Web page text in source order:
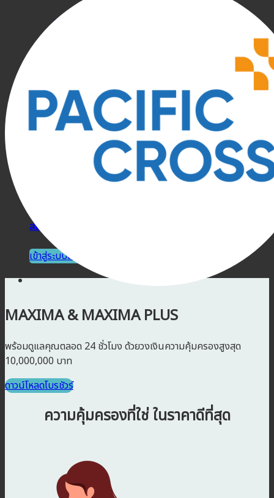
ประกันภัย
ประกันสัตว์เลี้ยง
ลูกค้าองค์กร
ประกันความเสี่ยงภัยทรัพย์สิน (IAR)
ประกันกลุ่มองค์กร
ประกันคีย์แมน
ค้นหาประกันสุขภาพ
สมัครตัวแทน
เข้าสู่ระบบตัวแทน
MAXIMA & MAXIMA PLUS
พร้อมดูแลคุณตลอด 24 ชั่วโมง ด้วยวงเงินความคุ้มครองสูงสุด
10,000,000 บาท
ดาวน์โหลดโบรชัวร์
ความคุ้มครองที่ใช่ ในราคาดีที่สุด